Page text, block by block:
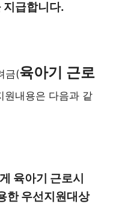
급합니다.
금(육아기 근로
원내용은 다음과 같
육아기 근로시
한 우선지원대상